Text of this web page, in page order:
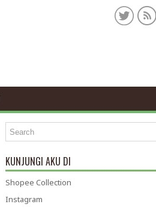
KUNJUNGI AKU DI
Shopee Collection
Instagram